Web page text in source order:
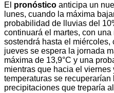
El pronóstico anticipa un
lunes, cuando la máxima
probabilidad de lluvias del
continuará el martes, con una
sostendrá hasta el miércoles,
jueves se espera la jornada
máxima de 13,9°C y una
mientras que hacia el
temperaturas se
precipitaciones que treparía